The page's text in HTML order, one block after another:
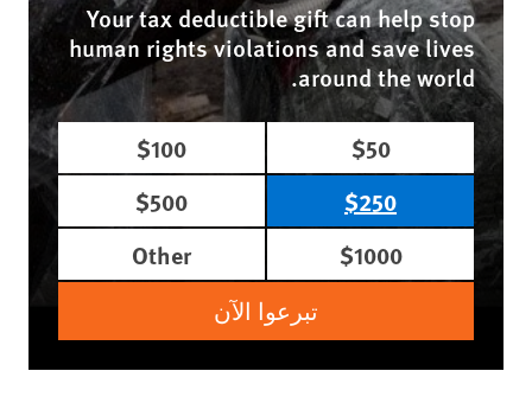
Your tax deductible gift can help stop
human rights violations and save lives
around the world.
$50
$100
$250
$500
$1000
Other
تبرعوا الآن